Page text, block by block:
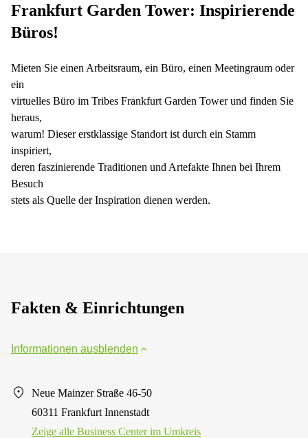
Frankfurt Garden Tower: Inspirierende
Büros!
Mieten Sie einen Arbeitsraum, ein Büro, einen Meetingraum oder
ein
virtuelles Büro im Tribes Frankfurt Garden Tower und finden Sie
heraus,
warum! Dieser erstklassige Standort ist durch ein Stamm
inspiriert,
deren faszinierende Traditionen und Artefakte Ihnen bei Ihrem
Besuch
stets als Quelle der Inspiration dienen werden.
Fakten & Einrichtungen
Informationen ausblenden
Neue Mainzer Straße 46-50
60311 Frankfurt Innenstadt
Zeige alle Business Center im Umkreis